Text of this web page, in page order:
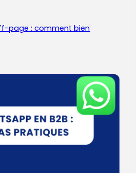
page : comment bien